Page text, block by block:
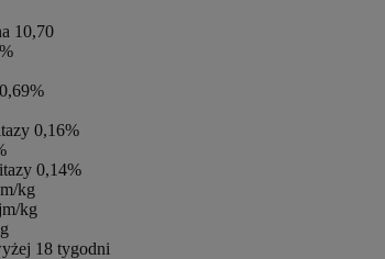
10,70
0,16%
0,14%
kg
kg
18 tygodni